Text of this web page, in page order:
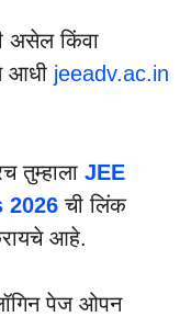
असेल किंवा
आधी jeeadv.ac.in
तुम्हाला JEE
2026 ची लिंक
आहे.
पेज ओपन